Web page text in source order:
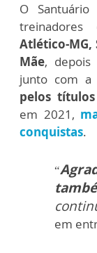
O
Atlético-MG,
Mãe, depois
junto com a
pelos
em 2021,
conquistas.
“
em